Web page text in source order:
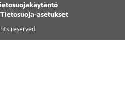
Tietosuoja-asetukset
reserved